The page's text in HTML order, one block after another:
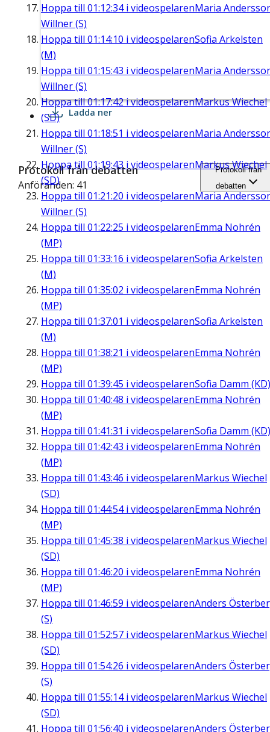
Hoppa till 01:12:34i videospelarenMaria
Willner (S)
Hoppa till 01:14:10 i videospelarenSofia Arkelsten
(M)
Hoppa till 01:15:43 i videospelarenMaria
Willner (S)
Hoppa till01:17:42i videospelarenMarkus Wiechel
(SD)
Hoppa till 01:18:51 i videospelarenMaria
Willner (S)
Hoppa till 01:19:43 i videospelarenMarkus Wiechel
(SD)
Hoppa till 01:21:20 i videospelarenMaria
Willner (S)
Hoppa till 01:22:25 i videospelarenEmma Nohrén
(MP)
Hoppa till 01:33:16 i videospelarenSofia Arkelsten
(M)
Hoppa till 01:35:02 i videospelarenEmma Nohrén
(MP)
Hoppa till 01:37:01 i videospelarenSofia Arkelsten
(M)
Hoppa till 01:38:21 i videospelarenEmma Nohrén
(MP)
Hoppa till 01:39:45 i videospelarenSofia Damm (KD)
Hoppa till 01:40:48 i videospelarenEmma Nohrén
(MP)
Hoppa till 01:41:31 i videospelarenSofia Damm (KD)
Hoppa till 01:42:43 i videospelarenEmma Nohrén
(MP)
Hoppa till 01:43:46 i videospelarenMarkus Wiechel
(SD)
Hoppa till 01:44:54i videospelarenEmma Nohrén
(MP)
Hoppa till 01:45:38 i videospelarenMarkus Wiechel
(SD)
Hoppa till 01:46:20 i videospelarenEmma Nohrén
(MP)
Hoppa till 01:46:59 i videospelarenAnders
(S)
Hoppa till 01:52:57 i videospelarenMarkus Wiechel
(SD)
Hoppa till 01:54:26 i videospelarenAnders
(S)
Hoppa till 01:55:14i videospelarenMarkus Wiechel
(SD)
Hoppa till 01:56:40 i videospelarenAnders
Ladda ner
Protokoll från debatten
Anföranden: 41
Protokoll från
debatten